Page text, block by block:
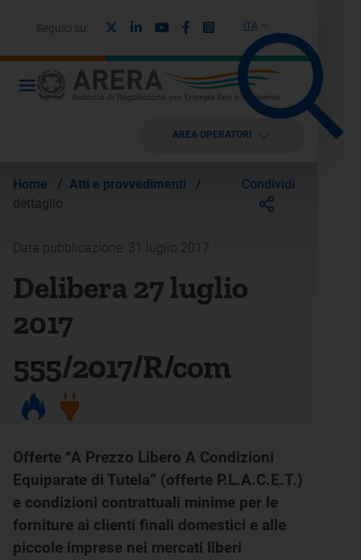
ITA
Seguici su: LinkedinYoutubeFacebook
Instagram
AREA OPERATORI
Home / Atti e provvedimenti
/
dettaglio
Condividi
Data pubblicazione: 31 luglio 2017
Delibera 27 luglio
2017
555/2017/R/com
Offerte “A Prezzo Libero A Condizioni
Equiparate di Tutela” (offerte P.L.A.C.E.T.)
e condizioni contrattuali minime per le
forniture ai clienti finali domestici e alle
piccole imprese nei mercati liberi